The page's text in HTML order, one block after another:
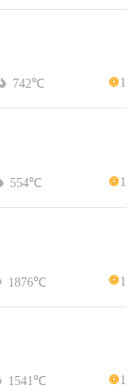
742℃ 1
554℃ 1
1876℃ 1
1541℃ 1